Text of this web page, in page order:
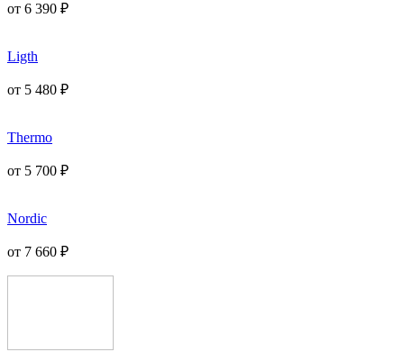
от 6 390 ₽
Ligth
от 5 480 ₽
Thermo
от 5 700 ₽
Nordic
от 7 660 ₽